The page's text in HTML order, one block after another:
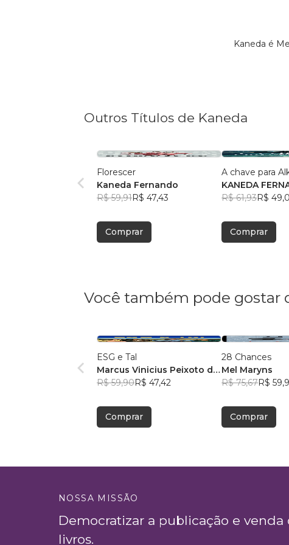
Kaneda é
Outros Títulos de Kaneda
Florescer
Kaneda Fernando
R$ 59,91R$ 47,43
Comprar
A chave para
KANEDA
R$ 61,93R$
Comprar
Você também pode gostar
ESG e Tal
Marcus Vinicius Peixoto da
Silva
R$ 59,90R$ 47,42
Comprar
28 Chances
Mel Maryns
R$ 75,67R$
Comprar
NOSSA MISSÃO
Democratizar a publicação e venda
livros.